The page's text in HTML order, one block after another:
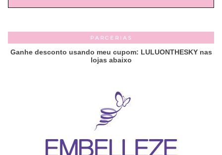
PARCERIAS
Ganhe desconto usando meu cupom: LULUONTHESKY nas
lojas abaixo